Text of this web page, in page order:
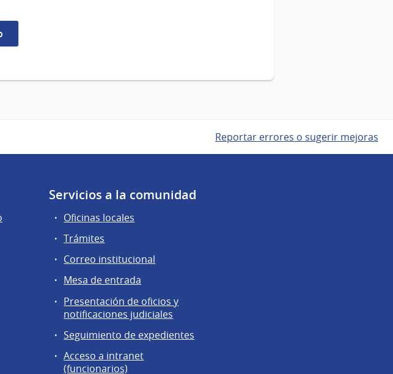
Reportar errores o sugerir mejoras
Servicios a la comunidad
Oficinas locales
Trámites
Correo institucional
Mesa de entrada
Presentación de oficios y
notificaciones judiciales
Seguimiento de expedientes
Acceso a intranet
(funcionarios)